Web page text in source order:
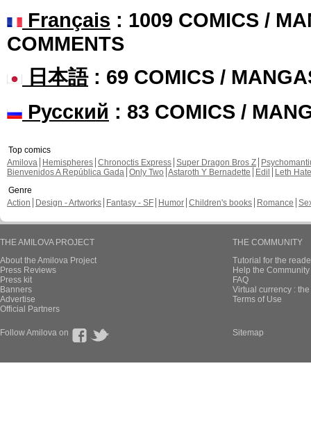
Français : 1009 COMICS /
COMMENTS
日本語: 69 COMICS /
Русский : 83 COMICS /
Top comics
Amilova
Hemispheres Chronoctis Express Super Dragon Bros Z
Bienvenidos A República Gada Only Two Astaroth Y Bernadette Edil
Leth Hate
Genre
Action
Design - Artworks Fantasy - SF Humor Children's books Romance
THE AMILOVA PROJECT
About the Amilova Project
Press Reviews
Press kit
Banners
Advertise
Official Partners
THE COMMUNITY
Tutorial for the
Help the
FAQ
Virtual currency :
Terms of Use
Follow Amilova on Sitemap